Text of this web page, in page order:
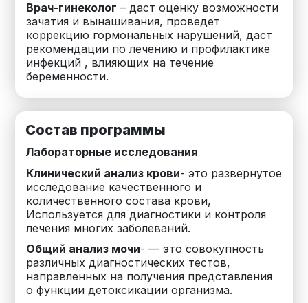
Врач-гинеколог – даст оценку возможности
зачатия и вынашивания, проведет
коррекцию гормональных нарушений, даст
рекомендации по лечению и профилактике
инфекций , влияющих на течение
беременности.
Состав программы
Лабораторные исследования
Клинический анализ крови- это развернутое
исследование качественного и
количественного состава крови,
Используется для диагностики и контроля
лечения многих заболеваний.
Общий анализ мочи- — это совокупность
различных диагностических тестов,
направленных на получения представления
о функции детоксикации организма.